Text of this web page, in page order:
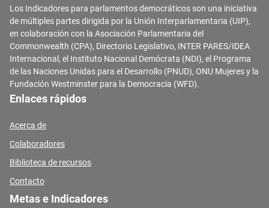
Los Indicadores para parlamentos democráticos son una iniciativa
de múltiples partes dirigida por la Unión Interparlamentaria (UIP),
en colaboración con la Asociación Parlamentaria del
Commonwealth (CPA), Directorio Legislativo, INTER PARES/IDEA
Internacional, el Instituto Nacional Demócrata (NDI), el Programa
de las Naciones Unidas para el Desarrollo (PNUD), ONU Mujeres y la
Fundación Westminster para la Democracia (WFD).
Enlaces rápidos
Acerca de
Colaboradores
Biblioteca de recursos
Contacto
Metas e Indicadores